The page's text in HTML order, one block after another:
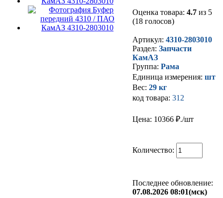
Оценка товара: 4.7 из 5
(18 голосов)
Артикул: 4310-2803010
Раздел: Запчасти
КамАЗ
Группа: Рама
Единица измерения: шт
Вес: 29 кг
код товара: 312
Цена: 10366 ₽./шт
Количество:
Последнее обновление:
07.08.2026 08:01(мск)